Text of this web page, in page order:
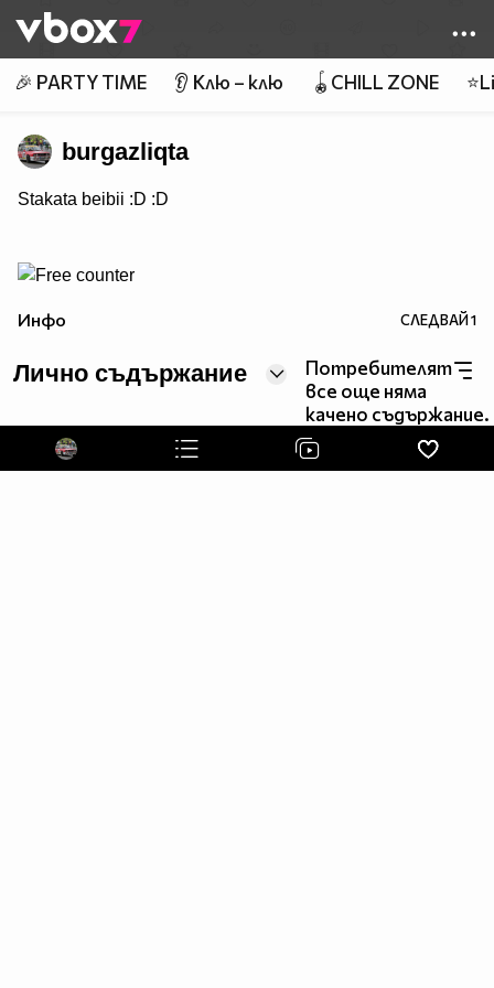
👾
🎉 PARTY TIME 👂 Клю – клю 🪀CHILL ZONE
burgazliqta
Stakata beibii :D :D
Инфо СЛЕДВАЙ1
Лично съдържание
Потребителят
все още няма
качено съдържание.